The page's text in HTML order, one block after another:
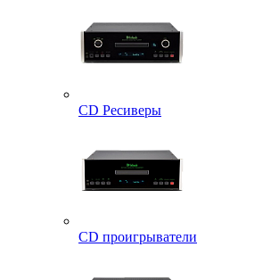
CD Ресиверы
CD проигрыватели